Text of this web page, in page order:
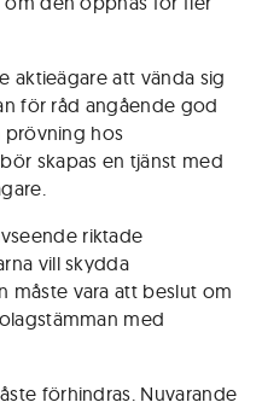
aktieägare att vända sig
för råd angående god
prövning hos
skapas en tjänst med
riktade
vill skydda
måste vara att beslut om
med
förhindras. Nuvarande